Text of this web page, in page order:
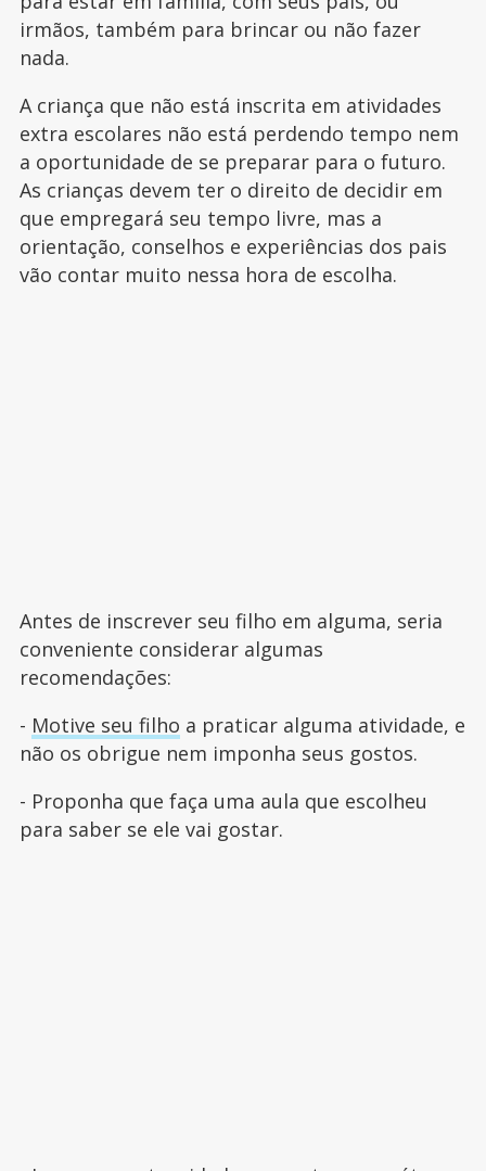
irmãos, também para brincar ou não fazer
nada.
A criança que não está inscrita em atividades
extra escolares não está perdendo tempo nem
a oportunidade de se preparar para o futuro.
As crianças devem ter o direito de decidir em
que empregará seu tempo livre, mas a
orientação, conselhos e experiências dos pais
vão contar muito nessa hora de escolha.
Antes de inscrever seu filho em alguma, seria
conveniente considerar algumas
recomendações:
- Motive seu filho a praticar alguma atividade, e
não os obrigue nem imponha seus gostos.
- Proponha que faça uma aula que escolheu
para saber se ele vai gostar.